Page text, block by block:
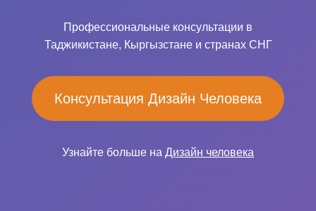
Профессиональные консультации в
Таджикистане, Кыргызстане и странах СНГ
Консультация Дизайн Человека
Узнайте больше на Дизайн человека